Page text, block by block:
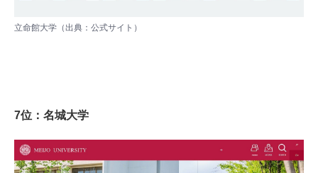
立命館大学（出典： 公式サイト ）
7位：名城大学